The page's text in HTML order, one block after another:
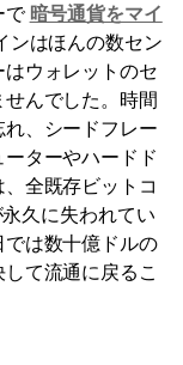
で 暗号通貨をマイ
ンはほんの数セン
ウォレットのセ
んでした。時間
、シードフレー
ターやハードド
全既存ビットコ
久に失われてい
は数十億ドルの
て流通に戻るこ